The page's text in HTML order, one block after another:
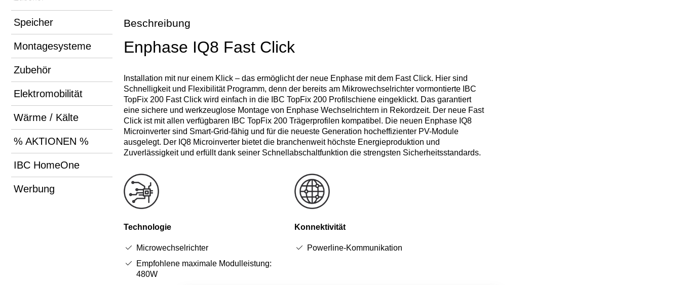
Speicher
Montagesysteme
Zubehör
Elektromobilität
Wärme / Kälte
% AKTIONEN %
IBC HomeOne
Werbung
Beschreibung
Enphase IQ8 Fast Click
Installation mit nur einem Klick – das ermöglicht der neue Enphase mit dem Fast Click. Hier sind
Schnelligkeit und Flexibilität Programm, denn der bereits am Mikrowechselrichter vormontierte IBC
TopFix 200 Fast Click wird einfach in die IBC TopFix 200 Profilschiene eingeklickt. Das garantiert
eine sichere und werkzeuglose Montage von Enphase Wechselrichtern in Rekordzeit. Der neue Fast
Click ist mit allen verfügbaren IBC TopFix 200 Trägerprofilen kompatibel. Die neuen Enphase IQ8
Microinverter sind Smart-Grid-fähig und für die neueste Generation hocheffizienter PV-Module
ausgelegt. Der IQ8 Microinverter bietet die branchenweit höchste Energieproduktion und
Zuverlässigkeit und erfüllt dank seiner Schnellabschaltfunktion die strengsten Sicherheitsstandards.
Technologie
Microwechselrichter
Empfohlene maximale Modulleistung:
480W
Konnektivität
Powerline-Kommunikation